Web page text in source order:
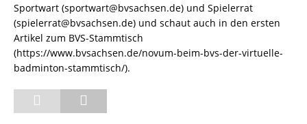
Sportwart (sportwart@bvsachsen.de) und Spielerrat
(spielerrat@bvsachsen.de) und schaut auch in den ersten
Artikel zum BVS-Stammtisch
(https://www.bvsachsen.de/novum-beim-bvs-der-virtuelle-
badminton-stammtisch/).